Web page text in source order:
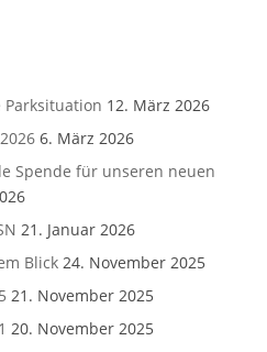
12. März 2026
6. März 2026
Spende für unseren neuen
21. Januar 2026
Blick 24. November 2025
21. November 2025
20. November 2025